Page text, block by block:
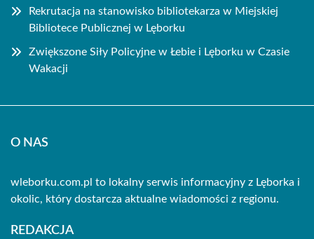
Rekrutacja na stanowisko bibliotekarza w Miejskiej
Bibliotece Publicznej w Lęborku
Zwiększone Siły Policyjne w Łebie i Lęborku w Czasie
Wakacji
O NAS
wleborku.com.pl to lokalny serwis informacyjny z Lęborka i
okolic, który dostarcza aktualne wiadomości z regionu.
REDAKCJA